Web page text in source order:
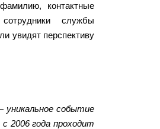
контактные
службы
увидят перспективу
уникальное событие
2006 года проходит